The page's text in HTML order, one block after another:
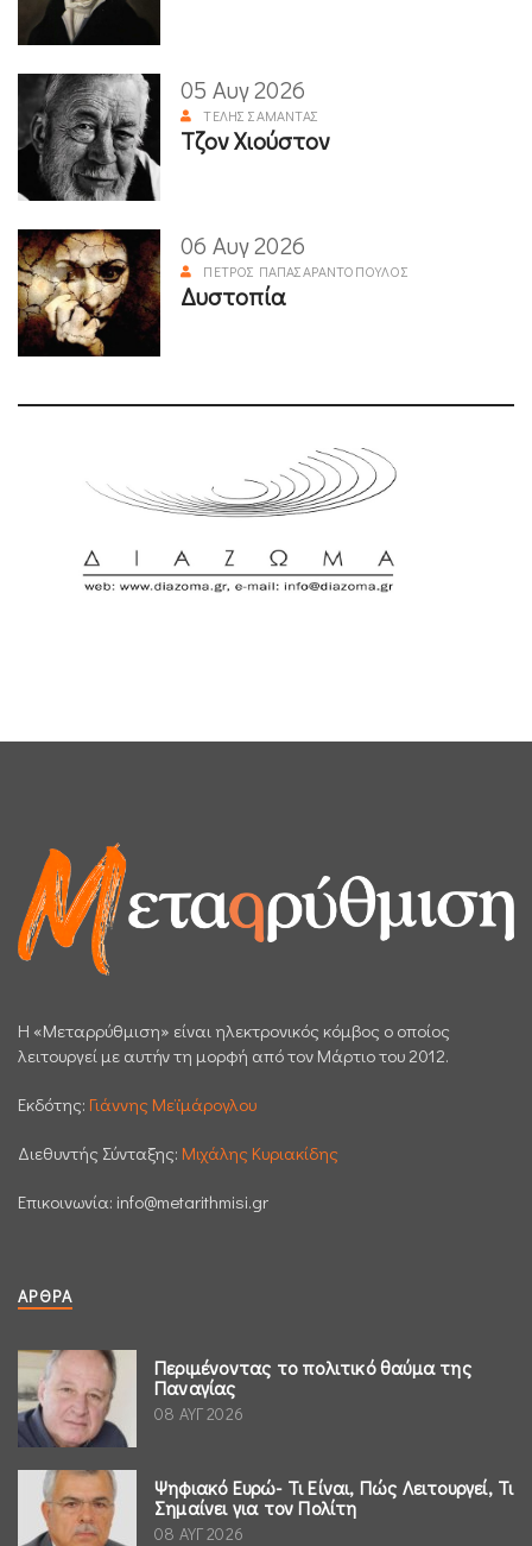
05 Αυγ 2026
ΤΈΛΗΣ ΣΑΜΑΝΤΆΣ
Τζον Χιούστον
06 Αυγ 2026
ΠΈΤΡΟΣ ΠΑΠΑΣΑΡΑΝΤΌΠΟΥΛΟΣ
Δυστοπία
H «Μεταρρύθμιση» είναι ηλεκτρονικός κόμβος ο οποίος
λειτουργεί με αυτήν τη μορφή από τον Μάρτιο του 2012.
Εκδότης: Γιάννης Μεϊμάρογλου
Διεθυντής Σύνταξης: Μιχάλης Κυριακίδης
Επικοινωνία: info@metarithmisi.gr
ΆΡΘΡΑ
Περιμένοντας το πολιτικό θαύμα της
Παναγίας
08 ΑΥΓ 2026
Ψηφιακό Ευρώ- Τι Είναι, Πώς Λειτουργεί, Τι
Σημαίνει για τον Πολίτη
08 ΑΥΓ 2026